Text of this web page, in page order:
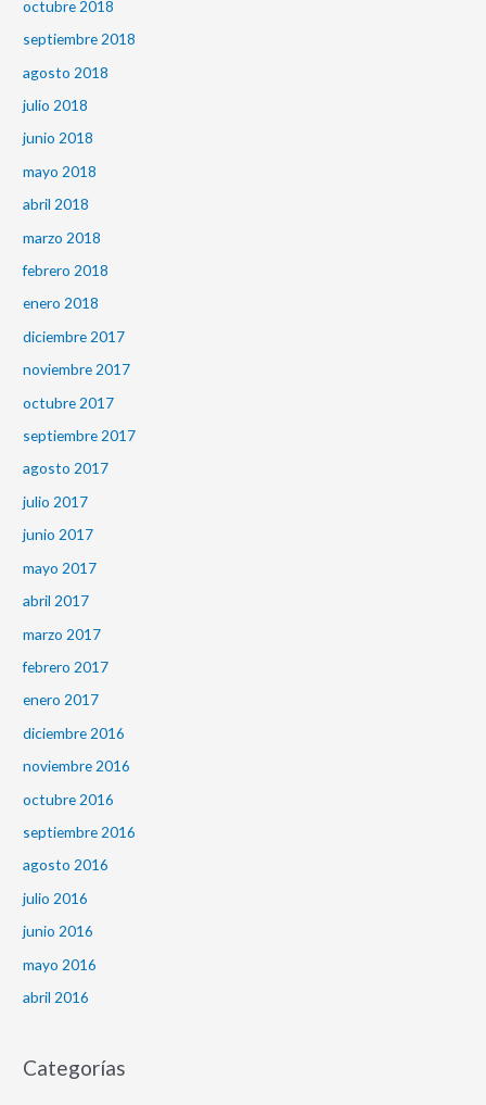
octubre 2018
septiembre 2018
agosto 2018
julio 2018
junio 2018
mayo 2018
abril 2018
marzo 2018
febrero 2018
enero 2018
diciembre 2017
noviembre 2017
octubre 2017
septiembre 2017
agosto 2017
julio 2017
junio 2017
mayo 2017
abril 2017
marzo 2017
febrero 2017
enero 2017
diciembre 2016
noviembre 2016
octubre 2016
septiembre 2016
agosto 2016
julio 2016
junio 2016
mayo 2016
abril 2016
Categorías